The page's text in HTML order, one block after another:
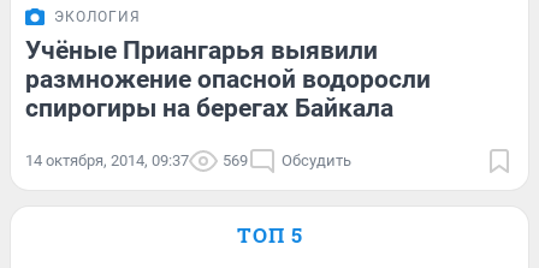
ЭКОЛОГИЯ
Учёные Приангарья выявили
размножение опасной водоросли
спирогиры на берегах Байкала
14 октября, 2014, 09:37 569 Обсудить
ТОП 5